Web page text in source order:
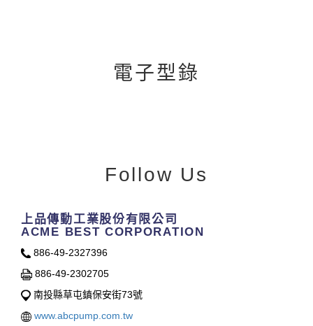
電子型錄
Follow Us
上品傳動工業股份有限公司
ACME BEST CORPORATION
886-49-2327396
886-49-2302705
南投縣草屯鎮保安街73號
www.abcpump.com.tw